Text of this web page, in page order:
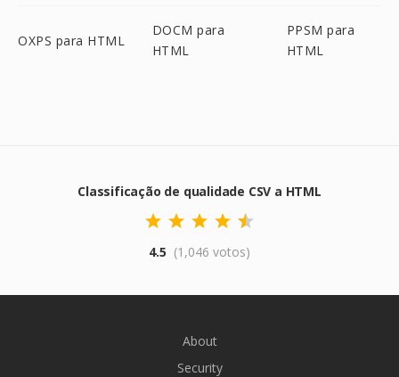
OXPS para HTML
DOCM para
HTML
PPSM para
HTML
Classificação de qualidade CSV a HTML
4.5 (1,046 votos)
About
Security